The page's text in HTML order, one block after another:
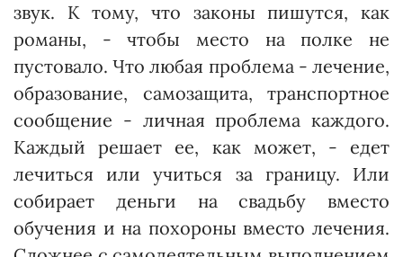
звук. К тому, что законы пишутся, как
романы, - чтобы место на полке не
пустовало. Что любая проблема - лечение,
образование, самозащита, транспортное
сообщение - личная проблема каждого.
Каждый решает ее, как может, - едет
лечиться или учиться за границу. Или
собирает деньги на свадьбу вмес­то
обучения и на похороны вместо лечения.